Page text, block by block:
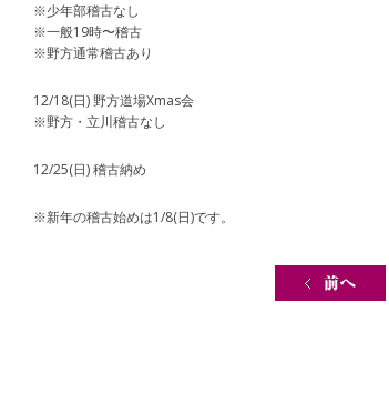
※少年部稽古なし
※一般19時〜稽古
※野方通常稽古あり
12/18(日) 野方道場Xmas会
※野方・立川稽古なし
12/25(日) 稽古納め
※新年の稽古始めは1/8(日)です。